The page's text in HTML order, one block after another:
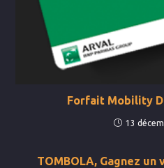
Forfait Mobility
13
TOMBOLA, Gagnez